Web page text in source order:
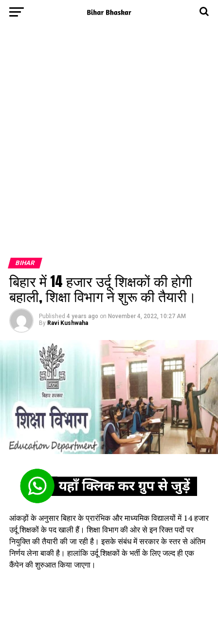
BIHAR
बिहार में 14 हजार उर्दू शिक्षकों की होगी
बहाली, शिक्षा विभाग ने शुरू की तैयारी।
Published 4 years ago on November 4, 2022, 10:27 AM
By Ravi Kushwaha
आंकड़ों के अनुसार बिहार के प्रारंभिक और माध्यमिक विद्यालयों में 14 हजार
उर्दू शिक्षकों के पद खाली हैं। शिक्षा विभाग की ओर से इन रिक्त पदों पर
नियुक्ति की तैयारी की जा रही है। इसके संबंध में सरकार के स्तर से अंतिम
निर्णय लेना बाकी है। हालांकि उर्दू शिक्षकों के भर्ती के लिए जल्द ही एक
कैंपेन की शुरुआत किया जाएगा।